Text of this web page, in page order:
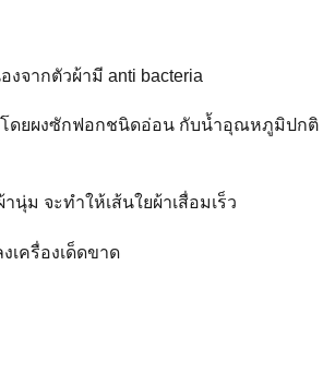
งจากตัวผ้ามี anti bacteria
ดยผงซักฟอกชนิดอ่อน กับน้ำอุณหภูมิปกติ
นุ่ม จะทำให้เส้นใยผ้าเสื่อมเร็ว
เครื่องเด็ดขาด